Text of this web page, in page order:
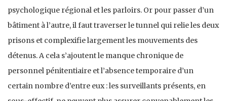
psychologique régional et les parloirs. Or pour passer d’un
bâtiment à l’autre, il faut traverser le tunnel qui relie les deux
prisons et complexifie largement les mouvements des
détenus. A cela s’ajoutent le manque chronique de
personnel pénitentiaire et l’absence temporaire d’un
certain nombre d’entre eux : les surveillants présents, en